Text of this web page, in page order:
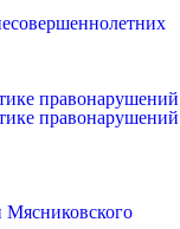
правонарушений
правонарушений